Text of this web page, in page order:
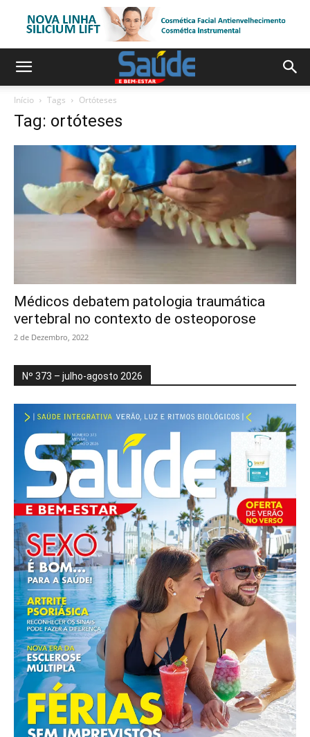
Início Tags Ortóteses
Tag: ortóteses
Médicos debatem patologia traumática
vertebral no contexto de osteoporose
2 de Dezembro, 2022
Nº 373 – julho-agosto 2026